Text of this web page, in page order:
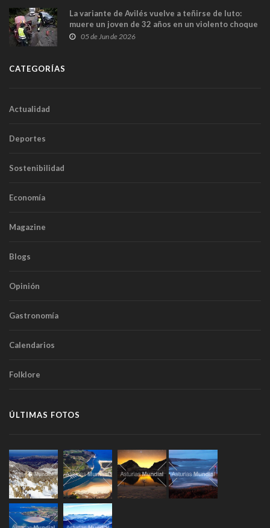
La variante de Avilés vuelve a teñirse de luto:
muere un joven de 32 años en un violento choque
frontal
05 de Jun de 2026
CATEGORÍAS
Actualidad
Deportes
Sostenibilidad
Economía
Magazine
Blogs
Opinión
Gastronomía
Calendarios
Folklore
ÚLTIMAS FOTOS